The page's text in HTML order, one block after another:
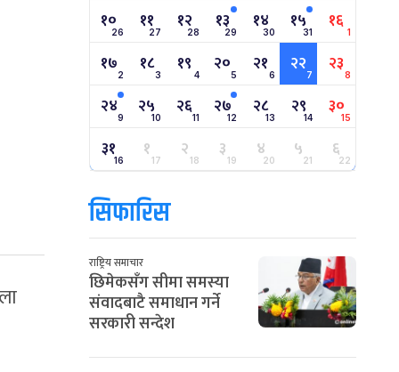
१०26 ११27 १२28 १३29 १४30 १५31 १६ 1
१७2 १८3 १९ 4 २०5 २१6 २२7 २३8
२४9 २५10 २६11 २७12 २८13 २९14 ३०15
३१16 १17 २18 ३19 ४20 ५21 ६22
सिफारिस
राष्ट्रिय समाचार
छिमेकसँग सीमा समस्या
संवादबाटै समाधान गर्ने
सरकारी सन्देश